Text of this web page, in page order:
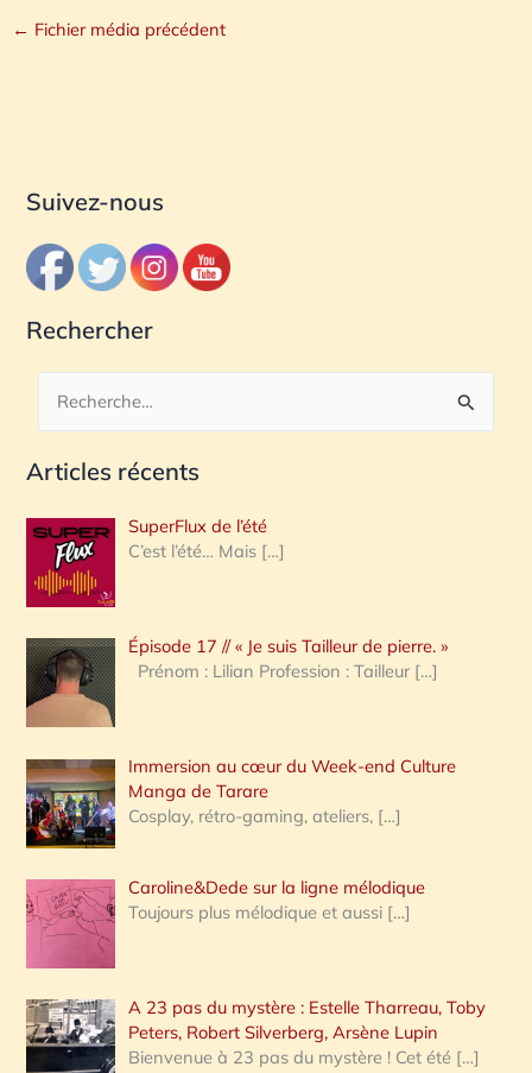
← Fichier média précédent
Suivez-nous
Rechercher
c
e
r
c
h
e
:
Articles récents
SuperFlux de l’été
C’est l’été… Mais […]
Épisode 17 // « Je suis Tailleur de pierre. »
Prénom : Lilian Profession : Tailleur […]
Immersion au cœur du Week-end Culture
Manga de Tarare
Cosplay, rétro-gaming, ateliers, […]
Caroline&Dede sur la ligne mélodique
Toujours plus mélodique et aussi […]
A 23 pas du mystère : Estelle Tharreau, Toby
Peters, Robert Silverberg, Arsène Lupin
Bienvenue à 23 pas du mystère ! Cet été […]